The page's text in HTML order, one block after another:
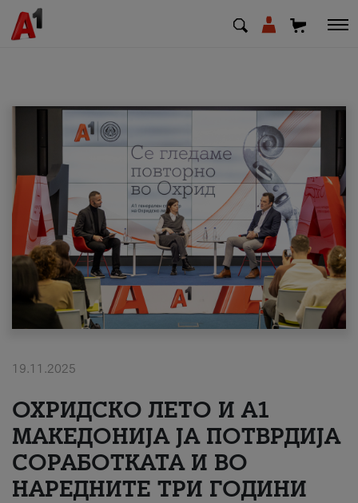
МК SQ
Приватни Деловни
Поддршка
Надополни кредит
#ПодобарОнлајн
19.11.2025
ОХРИДСКО ЛЕТО И A1
МАКЕДОНИЈА ЈА ПОТВРДИЈА
СОРАБОТКАТА И ВО
НАРЕДНИТЕ ТРИ ГОДИНИ